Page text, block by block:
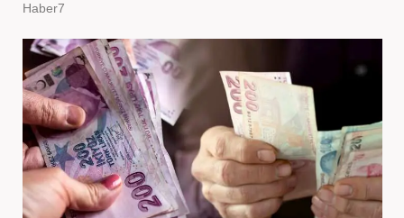
Haber7